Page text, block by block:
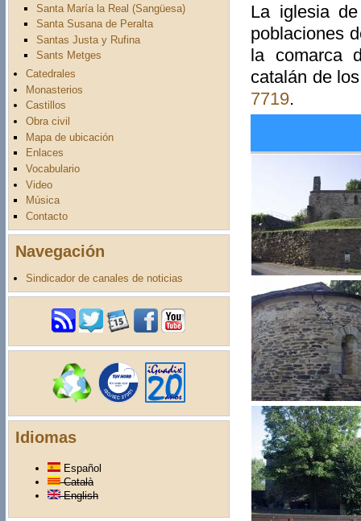
Santa María la Real (Sangüesa)
Santa Susana de Peralta
Santas Justa y Rufina
Sants Metges
Catedrales
Monasterios
Castillos
Obra civil
Mapa de ubicación
Enlaces
Vocabulario
Video
Música
Contacto
Navegación
Sindicador de canales de noticias
Idiomas
Español
Català
English
La iglesia
poblaciones
la comarca
catalán de
7719.